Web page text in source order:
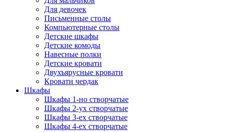
Для девочек
Письменные столы
Компьютерные столы
Детские шкафы
Детские комоды
Навесные полки
Детские кровати
Двухъярусные кровати
Кровати чердак
Шкафы
Шкафы 1-но створчатые
Шкафы 2-ух створчатые
Шкафы 3-ех створчатые
Шкафы 4-ех створчатые